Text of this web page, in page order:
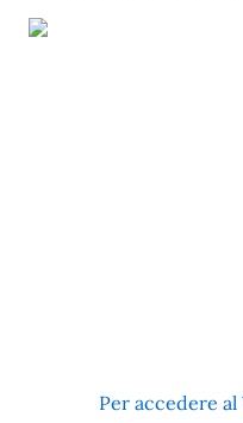
Per accedere